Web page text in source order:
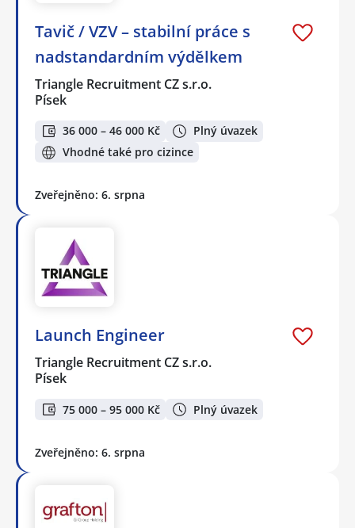
Tavič / VZV – stabilní práce s
nadstandardním výdělkem
Triangle Recruitment CZ s.r.o.
Písek
36 000 – 46 000 Kč
Plný úvazek
Vhodné také pro cizince
Zveřejněno: 6. srpna
Launch Engineer
Triangle Recruitment CZ s.r.o.
Písek
75 000 – 95 000 Kč Plný úvazek
Zveřejněno: 6. srpna